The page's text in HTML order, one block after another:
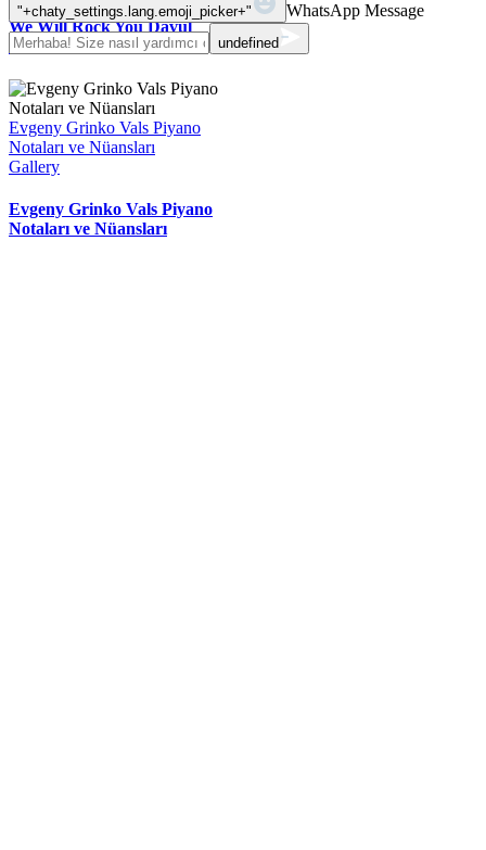
We Will Rock You Davul
Notaları ve Nüansları
Evgeny Grinko Vals Piyano
Notaları ve Nüansları
Gallery
Evgeny Grinko Vals Piyano
Notaları ve Nüansları
"+chaty_settings.lang.emoji_picker+" WhatsApp Message
undefined